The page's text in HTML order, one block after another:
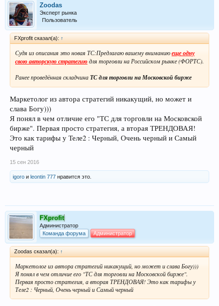
Zoodas
Эксперт рынка
Пользователь
FXprofit сказал(а): ↑
Судя из описания это новая ТС:Предлагаю вашему вниманиюеще одну
свою авторскую стратегиюдля торговли на Российском рынке (ФОРТС).
Ранее проведённая складчина ТС для торговли на Московской бирже
Маркетолог из автора стратегий никакущий, но может и
слава Богу)))
Я понял в чем отличие его "ТС для торговли на Московской
бирже". Первая просто стратегия, а вторая ТРЕНДОВАЯ!
Это как тарифы у Теле2 : Черный, Очень черный и Самый
черный
15 сен 2016
igoro и leontin 777 нравится это.
FXprofit
Администратор
Команда форума
Администратор
Zoodas сказал(а): ↑
Маркетолог из автора стратегий никакущий, но может и слава Богу)))
Я понял в чем отличие его "ТС для торговли на Московской бирже".
Первая просто стратегия, а вторая ТРЕНДОВАЯ! Это как тарифы у
Теле2 : Черный, Очень черный и Самый черный